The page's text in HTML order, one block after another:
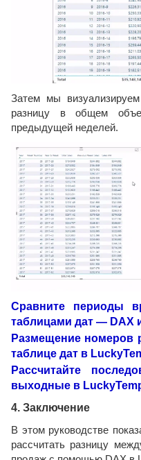
Затем мы
разницу в общем
предыдущей неделей.
Сравните периоды
таблицами дат — DAX
Размещение номеров
таблице дат в
Рассчитайте
выходные в
4. Заключение
В этом руководстве
рассчитать разницу